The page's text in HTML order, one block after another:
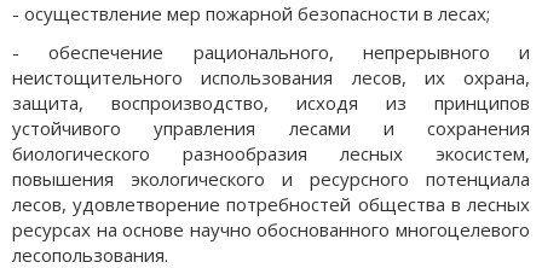
- осуществление мер пожарной безопасности в лесах;
- обеспечение рационального, непрерывного и
неистощительного использования лесов, их охрана,
защита, воспроизводство, исходя из принципов
устойчивого управления лесами и сохранения
биологического разнообразия лесных экосистем,
повышения экологического и ресурсного потенциала
лесов, удовлетворение потребностей общества в лесных
ресурсах на основе научно обоснованного многоцелевого
лесопользования.